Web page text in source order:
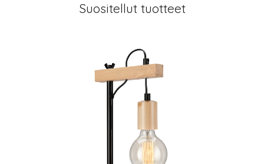
Suositellut tuotteet